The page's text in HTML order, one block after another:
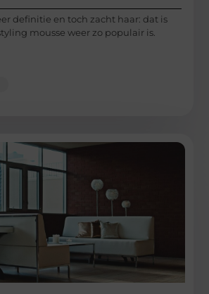
definitie en toch zacht haar: dat is
mousse weer zo populair is.